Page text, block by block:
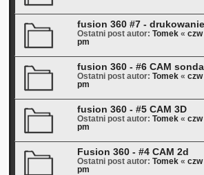
fusion 360 #7 -
Ostatni post autor: Tomek« czw
pm
fusion 360 - #6 CAM sonda
Ostatni post autor: Tomek« czw
pm
fusion 360 - #5 CAM 3D
Ostatni post autor: Tomek« czw
pm
Fusion 360 - #4 CAM 2d
Ostatni post autor: Tomek« czw
pm